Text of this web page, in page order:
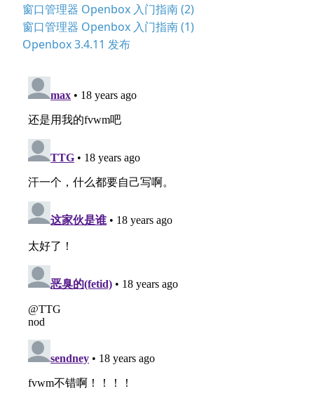
窗口管理器 Openbox 入门指南 (2)
窗口管理器 Openbox 入门指南 (1)
Openbox 3.4.11 发布